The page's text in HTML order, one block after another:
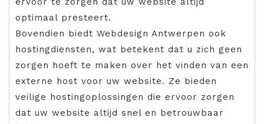
optimaal presteert.
Bovendien biedt Webdesign Antwerpen ook
hostingdiensten, wat betekent dat u zich geen
zorgen hoeft te maken over het vinden van een
externe host voor uw website. Ze bieden
veilige hostingoplossingen die ervoor zorgen
dat uw website altijd snel en betrouwbaar